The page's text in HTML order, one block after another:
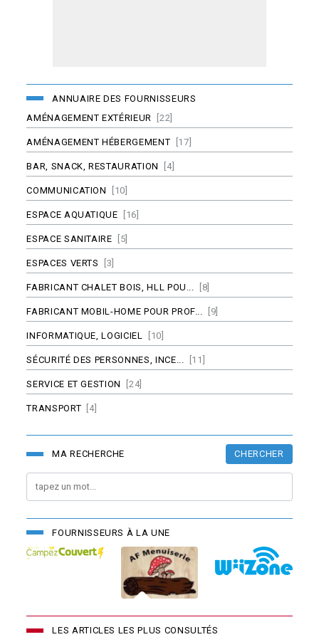
ANNUAIRE DES FOURNISSEURS
AMÉNAGEMENT EXTÉRIEUR
[22]
AMÉNAGEMENT HÉBERGEMENT [17]
BAR, SNACK, RESTAURATION [4]
COMMUNICATION [10]
ESPACE AQUATIQUE [16]
ESPACE SANITAIRE [5]
ESPACES VERTS [3]
FABRICANT CHALET BOIS, HLL POU... [8]
FABRICANT MOBIL-HOME POUR PROF... [9]
INFORMATIQUE, LOGICIEL [10]
SÉCURITÉ DES PERSONNES, INCE... [11]
SERVICE ET GESTION [24]
TRANSPORT [4]
MA RECHERCHE CHERCHER
FOURNISSEURS À LA UNE
LES ARTICLES LES PLUS CONSULTÉS